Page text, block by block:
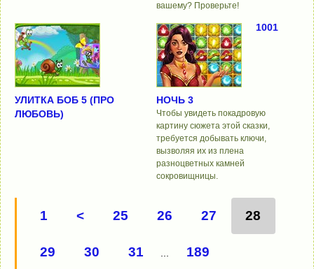
вашему? Проверьте!
УЛИТКА БОБ 5 (ПРО
ЛЮБОВЬ)
1001
НОЧЬ 3
Чтобы увидеть покадровую
картину сюжета этой сказки,
требуется добывать ключи,
вызволяя их из плена
разноцветных камней
сокровищницы.
1 < 25 26 27 28
29 30 31 189